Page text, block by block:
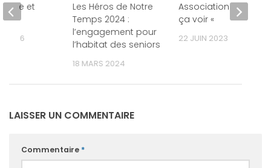
Les Héros de Notre
Temps 2024 :
l’engagement pour
l’habitat des seniors
18 MARS 2024
Association » Faire
ça voir «
22 JUIN 2023
et
2016
LAISSER UN COMMENTAIRE
Commentaire *